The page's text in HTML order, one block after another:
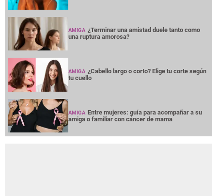
AMIGA ¿Terminar una amistad duele tanto como
una ruptura amorosa?
AMIGA ¿Cabello largo o corto? Elige tu corte según
tu cuello
AMIGA Entre mujeres: guía para acompañar a su
amiga o familiar con cáncer de mama